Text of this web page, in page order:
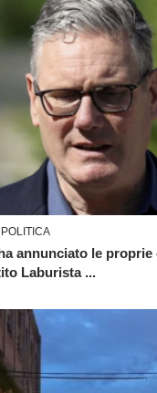
POLITICA
annunciato le
Laburista ...